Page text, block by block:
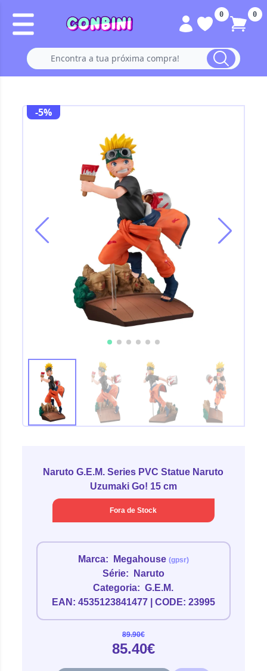
0 0
-5%
Naruto G.E.M. Series PVC Statue Naruto
Uzumaki Go! 15 cm
Fora de Stock
Marca: Megahouse (gpsr)
Série:
Naruto
Categoria: G.E.M.
EAN: 4535123841477 | CODE: 23995
89.90€
85.40€